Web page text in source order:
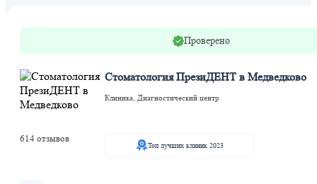
Проверено
Стоматология ПрезиДЕНТ в Медведково
Клиника, Диагностический центр
614 отзывов
Топ лучших клиник 2023